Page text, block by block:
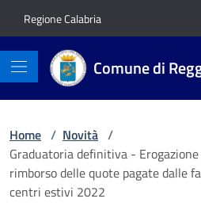
Regione Calabria
Comune di
Home / Novità /
Graduatoria definitiva -
rimborso delle quote pagate dalle
centri estivi 2022